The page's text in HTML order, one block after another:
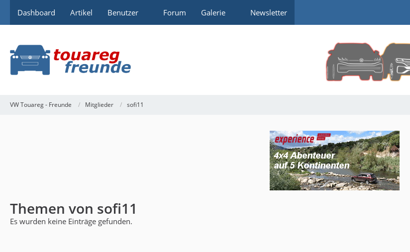
Dashboard Artikel Benutzer Forum Galerie Newsletter
VW Touareg - Freunde Mitglieder sofi11
Themen von sofi11
Es wurden keine Einträge gefunden.